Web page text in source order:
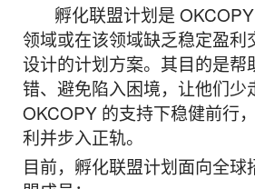
孵化联盟计划是 OKCOPY
领域或在该领域缺乏稳定盈利
设计的计划方案。其目的是帮
错、避免陷入困境，让他们少
OKCOPY 的支持下稳健前行
利并步入正轨。
目前，孵化联盟计划面向全球